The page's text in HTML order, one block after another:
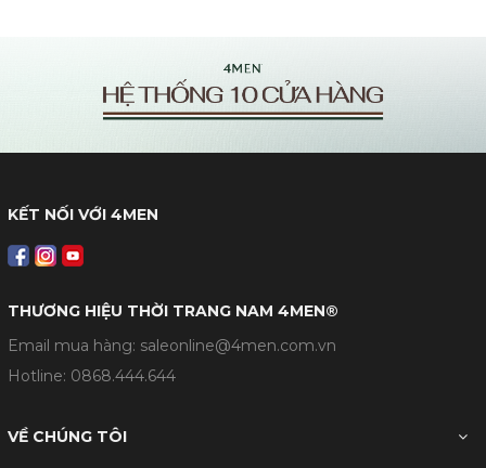
KẾT NỐI VỚI 4MEN
THƯƠNG HIỆU THỜI TRANG NAM 4MEN®
Email mua hàng: saleonline@4men.com.vn
Hotline: 0868.444.644
VỀ CHÚNG TÔI